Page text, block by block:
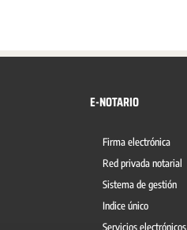
E-NOTARIO
Firma electrónica
Red privada notarial
Sistema de gestión
Indice único
Servicios electrónicos